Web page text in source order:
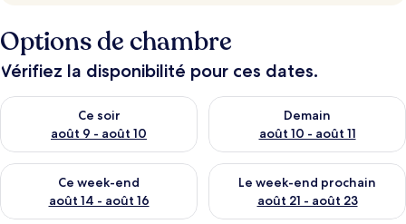
Options de chambre
Vérifiez la disponibilité pour ces dates.
Ce soir
août 9 - août 10
Vérifier la disponibilité pour ce soir août 9 - août 10
Demain
août 10 - août 11
Vérifier la disponibilité pour
Ce week-end
août 14 - août 16
Vérifier la disponibilité pour ce week-end août 14 - août 16
Le week-end prochain
août 21 - août 23
Vérifier la disponibilité pour